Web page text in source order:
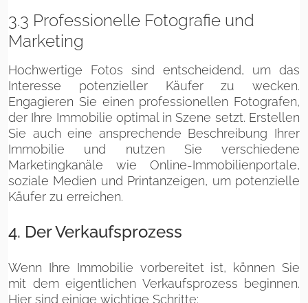
3.3 Professionelle Fotografie und
Marketing
Hochwertige Fotos sind entscheidend, um das
Interesse potenzieller Käufer zu wecken.
Engagieren Sie einen professionellen Fotografen,
der Ihre Immobilie optimal in Szene setzt. Erstellen
Sie auch eine ansprechende Beschreibung Ihrer
Immobilie und nutzen Sie verschiedene
Marketingkanäle wie Online-Immobilienportale,
soziale Medien und Printanzeigen, um potenzielle
Käufer zu erreichen.
4. Der Verkaufsprozess
Wenn Ihre Immobilie vorbereitet ist, können Sie
mit dem eigentlichen Verkaufsprozess beginnen.
Hier sind einige wichtige Schritte: